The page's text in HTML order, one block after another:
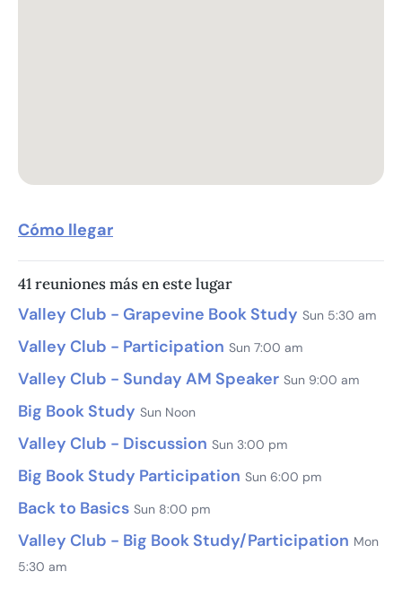
Cómo llegar
41 reuniones más en este lugar
Valley Club - Grapevine Book Study Sun 5:30 am
Valley Club - Participation Sun 7:00 am
Valley Club - Sunday AM Speaker Sun 9:00 am
Big Book Study Sun Noon
Valley Club - Discussion Sun 3:00 pm
Big Book Study Participation Sun 6:00 pm
Back to Basics Sun 8:00 pm
Valley Club - Big Book Study/Participation Mon
5:30 am